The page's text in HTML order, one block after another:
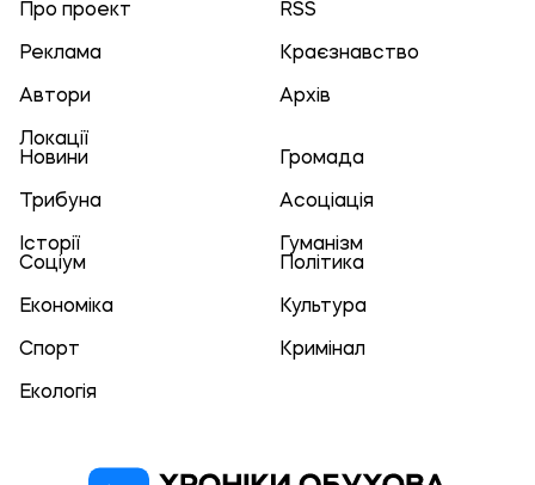
Про проект RSS
Реклама Краєзнавство
Автори Архів
Локації
Новини
Громада
Трибуна Асоціація
Історії
Гуманізм
Соціум
Політика
Економіка Культура
Спорт Кримінал
Екологія